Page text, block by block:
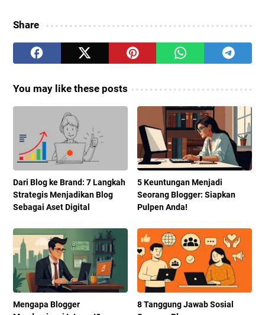
Share
You may like these posts
Dari Blog ke Brand: 7 Langkah
Strategis Menjadikan Blog
Sebagai Aset Digital
5 Keuntungan Menjadi
Seorang Blogger: Siapkan
Pulpen Anda!
Mengapa Blogger
8 Tanggung Jawab Sosial